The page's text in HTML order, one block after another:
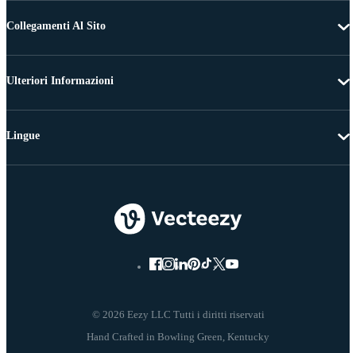
Collegamenti Al Sito
Ulteriori Informazioni
© 2026 Eezy LLC Tutti i diritti riservati
Lingue